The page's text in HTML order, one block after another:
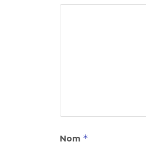
Nom *